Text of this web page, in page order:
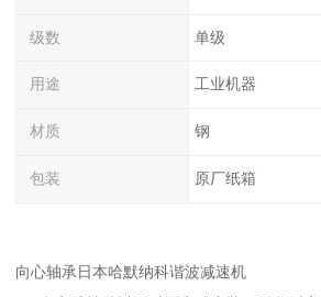
级数 单级
用途 工业机器
材质 钢
包装 原厂纸箱
向心轴承日本哈默纳科谐波减速机